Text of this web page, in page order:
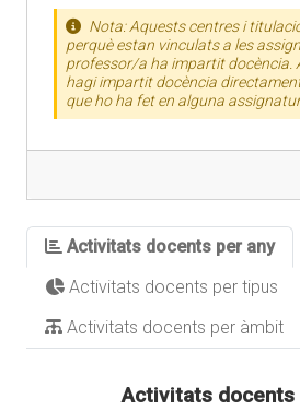
Nota: Aquests centres i
perquè estan vinculats a les
professor/a ha impartit docència.
hagi impartit docència
que ho ha fet en alguna
Activitats docents per any
Activitats docents per tipus
Activitats docents per àmbit
Activitats docents